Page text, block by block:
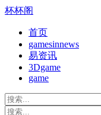
杯杯阁
首页
gamesinnews
易资讯
3Dgame
game